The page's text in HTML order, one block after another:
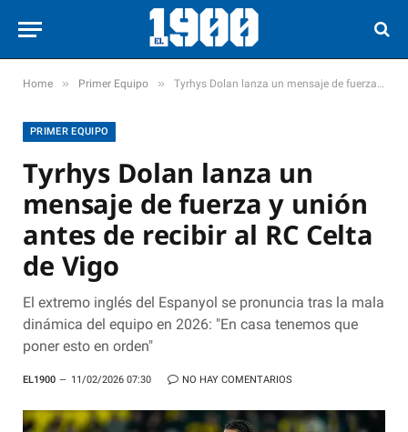
Home » Primer Equipo » Tyrhys Dolan lanza un mensaje de fuerza y unión antes de recibir al RC Celta de Vigo
PRIMER EQUIPO
Tyrhys Dolan lanza un
mensaje de fuerza y unión
antes de recibir al RC Celta
de Vigo
El extremo inglés del Espanyol se pronuncia tras la mala
dinámica del equipo en 2026: "En casa tenemos que
poner esto en orden"
EL1900 11/02/2026 07:30 NO HAY COMENTARIOS